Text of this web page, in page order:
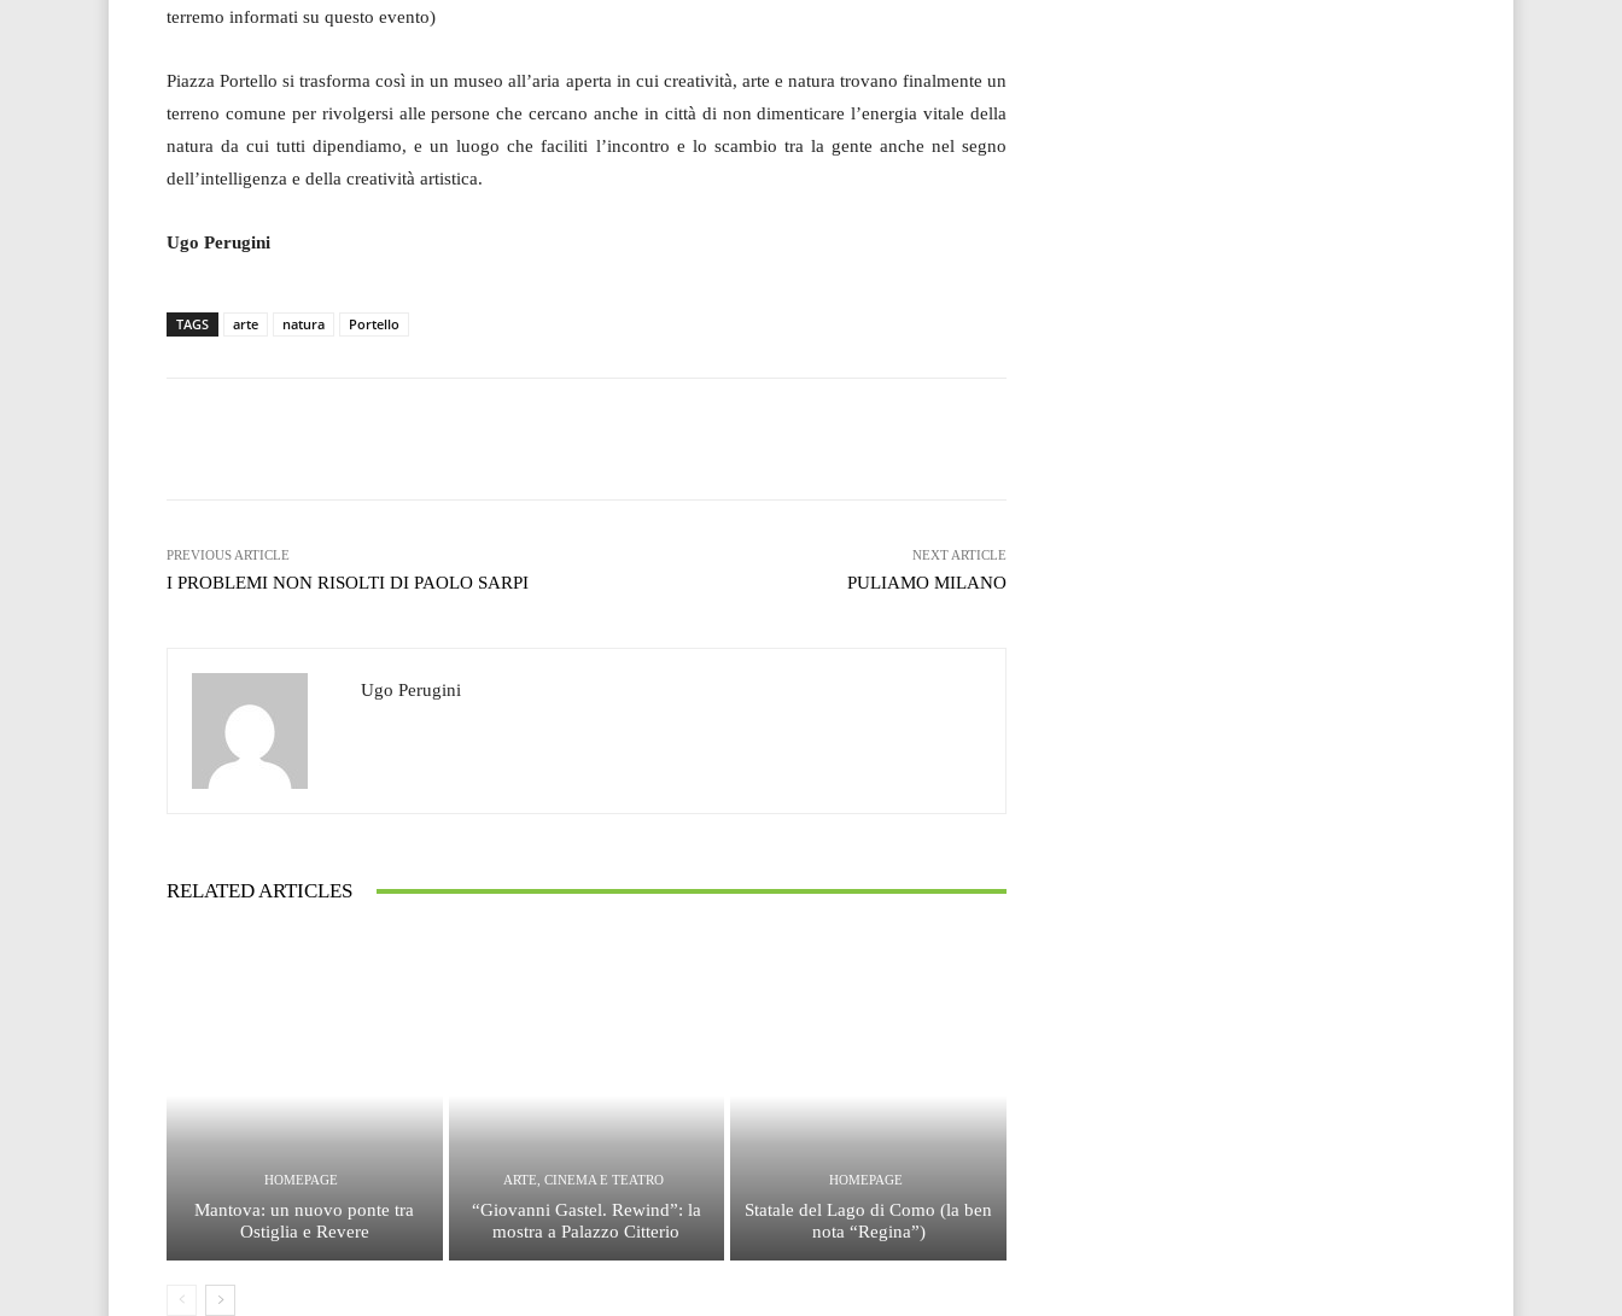
terremo informati su questo evento)
Piazza Portello si trasforma così in un museo all’aria aperta in cui creatività, arte e natura trovano finalmente un
terreno comune per rivolgersi alle persone che cercano anche in città di non dimenticare l’energia vitale della
natura da cui tutti dipendiamo, e un luogo che faciliti l’incontro e lo scambio tra la gente anche nel segno
dell’intelligenza e della creatività artistica.
Ugo Perugini
TAGS arte natura Portello
PREVIOUS ARTICLE
I PROBLEMI NON RISOLTI DI PAOLO SARPI
NEXT ARTICLE
PULIAMO MILANO
Ugo Perugini
RELATED ARTICLES
HOMEPAGE
Mantova: un nuovo ponte tra
Ostiglia e Revere
ARTE, CINEMA E TEATRO
“Giovanni Gastel. Rewind”: la
mostra a Palazzo Citterio
HOMEPAGE
Statale del Lago di Como (la ben
nota “Regina”)